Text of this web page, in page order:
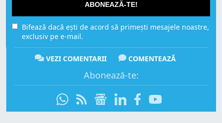
ABONEAZĂ-TE!
Bifează dacă ești de acord să primești mesajele noastre,
exclusiv pe e-mail.
VEZI COMENTARII COMENTEAZĂ
Abonează-te: